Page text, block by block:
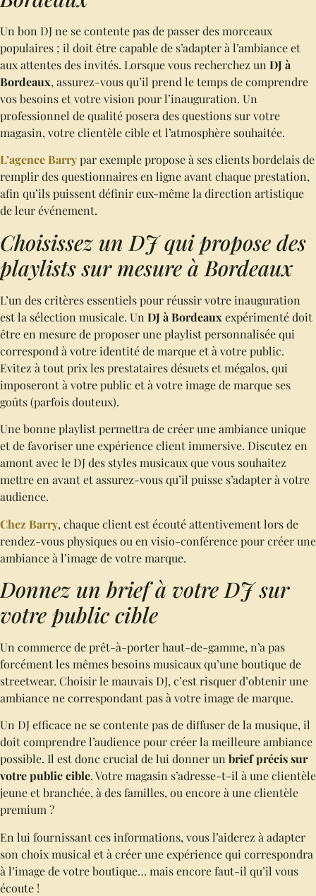
Un bon DJ ne se contente pas de passer des morceaux
populaires ; il doit être capable de s’adapter à l’ambiance et
aux attentes des invités. Lorsque vous recherchez un DJ à
Bordeaux, assurez-vous qu’il prend le temps de comprendre
vos besoins et votre vision pour l’inauguration. Un
professionnel de qualité posera des questions sur votre
magasin, votre clientèle cible et l’atmosphère souhaitée.
L’agence Barrypar exemple propose à ses clients bordelais de
remplir des questionnaires en ligne avant chaque prestation,
afin qu’ils puissent définir eux-même la direction artistique
de leur événement.
Choisissez un DJ qui propose des
playlists sur mesure à Bordeaux
L’un des critères essentiels pour réussir votre inauguration
est la sélection musicale. Un DJ à Bordeaux expérimenté doit
être en mesure de proposer une playlist personnalisée qui
correspond à votre identité de marque et à votre public.
Evitez à tout prix les prestataires désuets et mégalos, qui
imposeront à votre public et à votre image de marque ses
goûts (parfois douteux).
Une bonne playlist permettra de créer une ambiance unique
et de favoriser une expérience client immersive. Discutez en
amont avec le DJ des styles musicaux que vous souhaitez
mettre en avant et assurez-vous qu’il puisse s’adapter à votre
audience.
Chez Barry, chaque client est écouté attentivement lors de
rendez-vous physiques ou en visio-conférence pour créer une
ambiance à l’image de votre marque.
Donnez un brief à votre DJ sur
votre public cible
Un commerce de prêt-à-porter haut-de-gamme, n’a pas
forcément les mêmes besoins musicaux qu’une boutique de
streetwear. Choisir le mauvais DJ, c’est risquer d’obtenir une
ambiance ne correspondant pas à votre image de marque.
Un DJ efficace ne se contente pas de diffuser de la musique, il
doit comprendre l’audience pour créer la meilleure ambiance
possible. Il est donc crucial de lui donner unbrief précis sur
votre public cible. Votre magasin s’adresse-t-il à une clientèle
jeune et branchée, à des familles, ou encore à une clientèle
premium ?
En lui fournissant ces informations, vous l’aiderez à adapter
son choix musical et à créer une expérience qui correspondra
à l’image de votre boutique… mais encore faut-il qu’il vous
écoute !